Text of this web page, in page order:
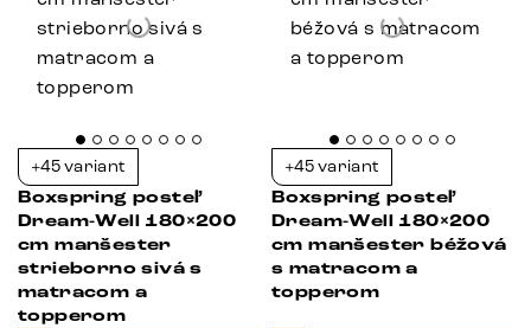
+45 variant
Boxspring posteľ
Dream-Well 180×200
cm manšester
strieborno sivá s
matracom a
topperom
+45 variant
Boxspring posteľ
Dream-Well 180×200
cm manšester béžová
s matracom a
topperom